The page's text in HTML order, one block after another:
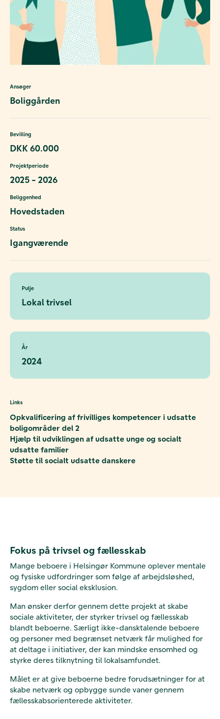
Ansøger
Boliggården
Bevilling
DKK 60.000
Projektperiode
2025 - 2026
Beliggenhed
Hovedstaden
Status
Igangværende
Pulje
Lokal trivsel
År
2024
Links
Opkvalificering af frivilliges kompetencer i udsatte
boligområder del 2
Hjælp til udviklingen af udsatte unge og socialt
udsatte familier
Støtte til socialt udsatte danskere
Fokus på trivsel og fællesskab
Mange beboere i Helsingør Kommune oplever mentale
og fysiske udfordringer som følge af arbejdsløshed,
sygdom eller social eksklusion.
Man ønsker derfor gennem dette projekt at skabe
sociale aktiviteter, der styrker trivsel og fællesskab
blandt beboerne. Særligt ikke-dansktalende beboere
og personer med begrænset netværk får mulighed for
at deltage i initiativer, der kan mindske ensomhed og
styrke deres tilknytning til lokalsamfundet.
Målet er at give beboerne bedre forudsætninger for at
skabe netværk og opbygge sunde vaner gennem
fællesskabsorienterede aktiviteter.